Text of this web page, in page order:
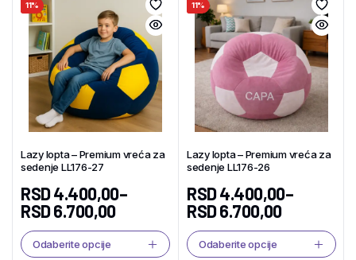
11%
Lazy lopta – Premium vreća za
sedenje LL176-27
RSD4.400,00–
RSD6.700,00
Odaberite opcije
11%
Lazy lopta – Premium vreća za
sedenje LL176-26
RSD4.400,00–
RSD6.700,00
Odaberite opcije